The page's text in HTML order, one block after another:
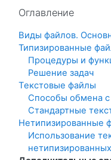
Оглавление
Виды файлов.
Типизированные
Процедуры и
Решение задач
Тeкстовые файлы
Способы обмена
Стандартные
Нетипизированные
Использование
нетипизированных